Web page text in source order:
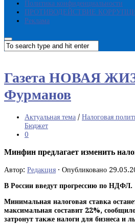
Политика конфиденциальности
ПРОТИВОДЕЙСТВИЕ
Реклама
Газета НОВАЯ
Фурманов
Актуальная тема / Налоговая
Бюджет
0
Минфин предлагает изменить
Автор: Редакция · Опубликовано
В России введут прогрессию по НДФЛ.
Минимальная налоговая ставка
максимальная составит 22%,
затронут также налоги для бизнеса и